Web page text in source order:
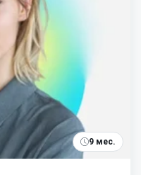
9 мес.